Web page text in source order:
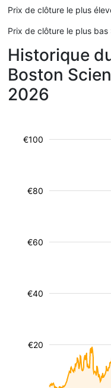
Prix de clôture le plus
Prix de clôture le plus
Historique
Boston
2026
€20
€40
€60
€80
€100